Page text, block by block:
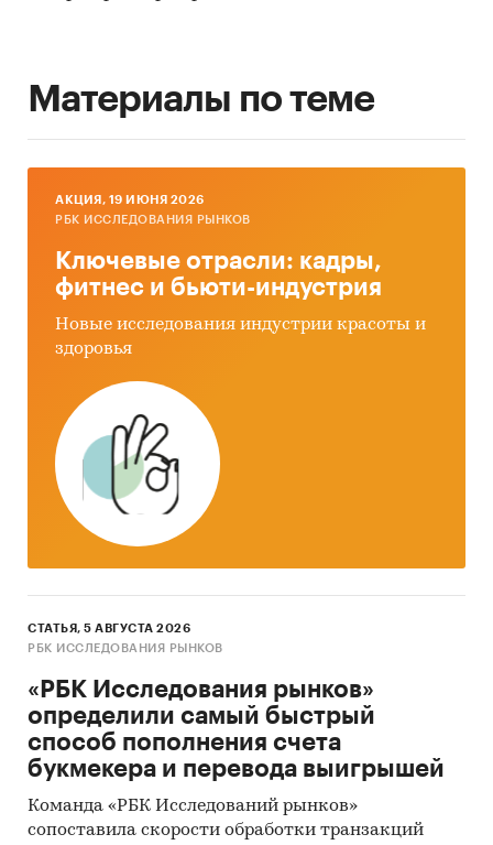
Материалы по теме
AКЦИЯ, 19 ИЮНЯ 2026
РБК ИССЛЕДОВАНИЯ РЫНКОВ
Ключевые отрасли: кадры,
фитнес и бьюти-индустрия
Новые исследования индустрии красоты и
здоровья
СТАТЬЯ, 5 АВГУСТА 2026
РБК ИССЛЕДОВАНИЯ РЫНКОВ
«РБК Исследования рынков»
определили самый быстрый
способ пополнения счета
букмекера и перевода выигрышей
Команда «РБК Исследований рынков»
сопоставила скорости обработки транзакций